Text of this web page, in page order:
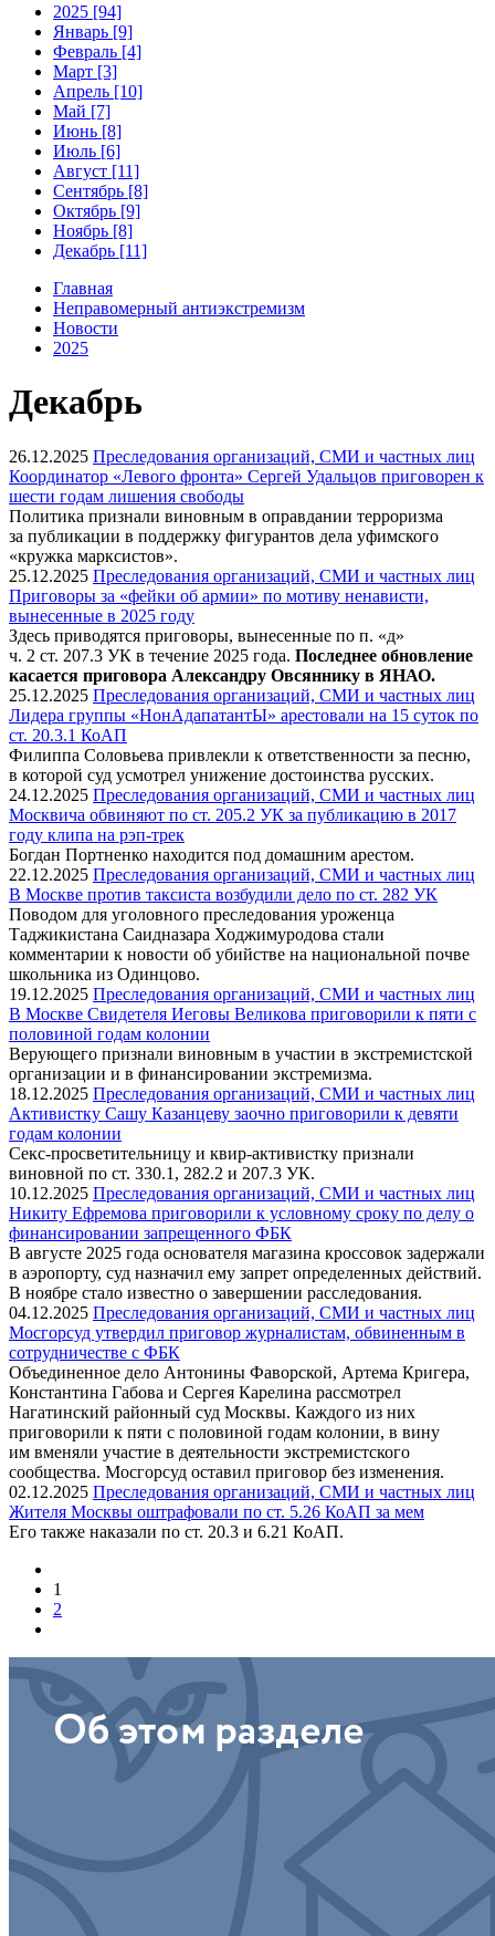
2025 [94]
Январь [9]
Февраль [4]
Март [3]
Апрель [10]
Май [7]
Июнь [8]
Июль [6]
Август [11]
Сентябрь [8]
Октябрь [9]
Ноябрь [8]
Декабрь [11]
Главная
Неправомерный антиэкстремизм
Новости
2025
Декабрь
26.12.2025 Преследования организаций, СМИ и частных лиц
Координатор «Левого фронта» Сергей Удальцов приговорен к
шести годам лишения свободы
Политика признали виновным в оправдании терроризма
за публикации в поддержку фигурантов дела уфимского
«кружка марксистов».
25.12.2025 Преследования организаций, СМИ и частных лиц
Приговоры за «фейки об армии» по мотиву ненависти,
вынесенные в 2025 году
Здесь приводятся приговоры, вынесенные по п. «д»
ч. 2 ст. 207.3 УК в течение 2025 года. Последнее обновление
касается приговора Александру Овсяннику в ЯНАО.
25.12.2025 Преследования организаций, СМИ и частных лиц
Лидера группы «НонАдапатантЫ» арестовали на 15 суток по
ст. 20.3.1 КоАП
Филиппа Соловьева привлекли к ответственности за песню,
в которой суд усмотрел унижение достоинства русских.
24.12.2025 Преследования организаций, СМИ и частных лиц
Москвича обвиняют по ст. 205.2 УК за публикацию в 2017
году клипа на рэп-трек
Богдан Портненко находится под домашним арестом.
22.12.2025 Преследования организаций, СМИ и частных лиц
В Москве против таксиста возбудили дело по ст. 282 УК
Поводом для уголовного преследования уроженца
Таджикистана Саидназара Ходжимуродова стали
комментарии к новости об убийстве на национальной почве
школьника из Одинцово.
19.12.2025 Преследования организаций, СМИ и частных лиц
В Москве Свидетеля Иеговы Великова приговорили к пяти с
половиной годам колонии
Верующего признали виновным в участии в экстремистской
организации и в финансировании экстремизма.
18.12.2025 Преследования организаций, СМИ и частных лиц
Активистку Сашу Казанцеву заочно приговорили к девяти
годам колонии
Секс-просветительницу и квир-активистку признали
виновной по ст. 330.1, 282.2 и 207.3 УК.
10.12.2025 Преследования организаций, СМИ и частных лиц
Никиту Ефремова приговорили к условному сроку по делу о
финансировании запрещенного ФБК
В августе 2025 года основателя магазина кроссовок задержали
в аэропорту, суд назначил ему запрет определенных действий.
В ноябре стало известно о завершении расследования.
04.12.2025 Преследования организаций, СМИ и частных лиц
Мосгорсуд утвердил приговор журналистам, обвиненным в
сотрудничестве с ФБК
Объединенное дело Антонины Фаворской, Артема Кригера,
Константина Габова и Сергея Карелина рассмотрел
Нагатинский районный суд Москвы. Каждого из них
приговорили к пяти с половиной годам колонии, в вину
им вменяли участие в деятельности экстремистского
сообщества. Мосгорсуд оставил приговор без изменения.
02.12.2025 Преследования организаций, СМИ и частных лиц
Жителя Москвы оштрафовали по ст. 5.26 КоАП за мем
Его также наказали по ст. 20.3 и 6.21 КоАП.
1
2